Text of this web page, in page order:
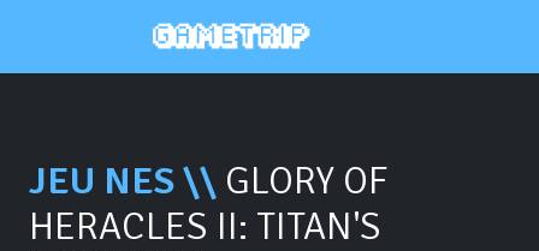
JEU NES \\ GLORY OF
HERACLES II: TITAN'S